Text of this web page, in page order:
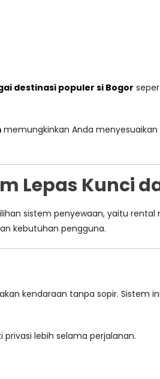
destinasi populer si Bogor
memungkinkan Anda
Lepas Kunci
sistem penyewaan, yaitu
kebutuhan pengguna.
kendaraan tanpa sopir. Sistem
lebih selama perjalanan.